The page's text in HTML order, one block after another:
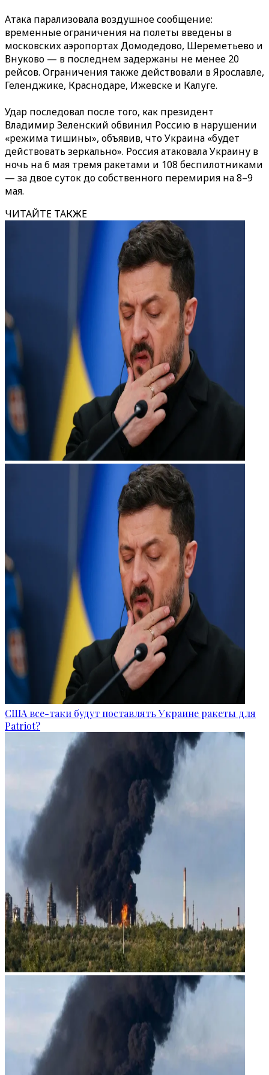
Атака парализовала воздушное сообщение:
временные ограничения на полеты введены в
московских аэропортах Домодедово, Шереметьево и
Внуково — в последнем задержаны не менее 20
рейсов. Ограничения также действовали в Ярославле,
Геленджике, Краснодаре, Ижевске и Калуге.
Удар последовал после того, как президент
Владимир Зеленский обвинил Россию в нарушении
«режима тишины», объявив, что Украина «будет
действовать зеркально». Россия атаковала Украину в
ночь на 6 мая тремя ракетами и 108 беспилотниками
— за двое суток до собственного перемирия на 8–9
мая.
ЧИТАЙТЕ ТАКЖЕ
США все-таки будут поставлять Украине ракеты для
Patriot?